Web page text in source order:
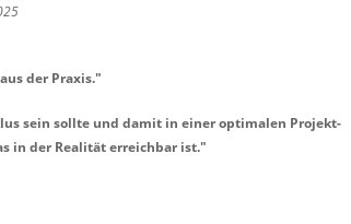
der Praxis."
sein sollte und damit in einer optimalen Projekt-
in der Realität erreichbar ist."